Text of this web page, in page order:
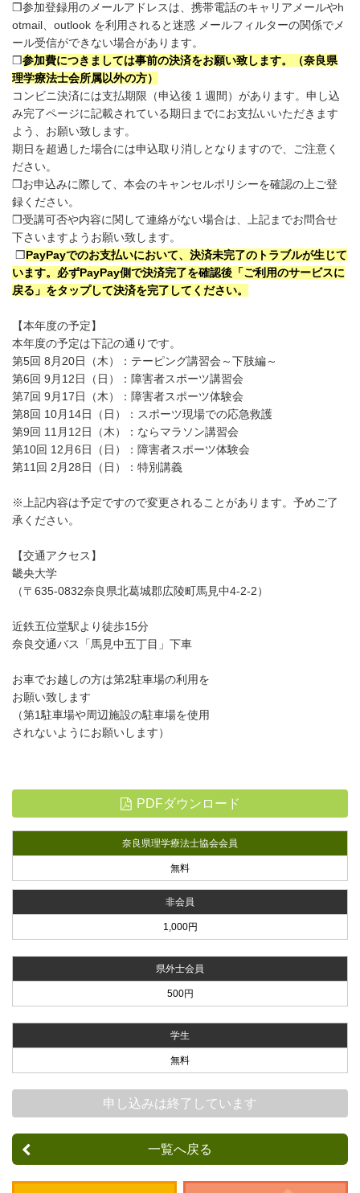
❒参加登録用のメールアドレスは、携帯電話のキャリアメールやh
otmail、outlook を利用されると迷惑 メールフィルターの関係でメ
ール受信ができない場合があります。
❒参加費につきましては事前の決済をお願い致します。（奈良県
理学療法士会所属以外の方）
コンビニ決済には支払期限（申込後 1 週間）があります。申し込
み完了ページに記載されている期日までにお支払いいただきます
よう、お願い致します。
期日を超過した場合には申込取り消しとなりますので、ご注意く
ださい。
❒お申込みに際して、本会のキャンセルポリシーを確認の上ご登
録ください。
❒受講可否や内容に関して連絡がない場合は、上記までお問合せ
下さいますようお願い致します。
❒PayPayでのお支払いにおいて、決済未完了のトラブルが生じて
います。必ずPayPay側で決済完了を確認後「ご利用のサービスに
戻る」をタップして決済を完了してください。
【本年度の予定】
本年度の予定は下記の通りです。
第5回 8月20日（木）：テーピング講習会～下肢編～
第6回 9月12日（日）：障害者スポーツ講習会
第7回 9月17日（木）：障害者スポーツ体験会
第8回 10月14日（日）：スポーツ現場での応急救護
第9回 11月12日（木）：ならマラソン講習会
第10回 12月6日（日）：障害者スポーツ体験会
第11回 2月28日（日）：特別講義
※上記内容は予定ですので変更されることがあります。予めご了
承ください。
【交通アクセス】
畿央大学
（〒635-0832奈良県北葛城郡広陵町馬見中4-2-2）
近鉄五位堂駅より徒歩15分
奈良交通バス「馬見中五丁目」下車
お車でお越しの方は第2駐車場の利用を
お願い致します
（第1駐車場や周辺施設の駐車場を使用
されないようにお願いします）
PDFダウンロード
奈良県理学療法士協会会員
無料
非会員
1,000円
県外士会員
500円
学生
無料
申し込みは終了しています
一覧へ戻る